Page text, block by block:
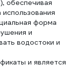
обеспечивая
форма
и
водостоки и
и является